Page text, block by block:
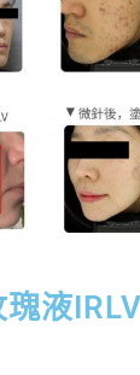
瑰液